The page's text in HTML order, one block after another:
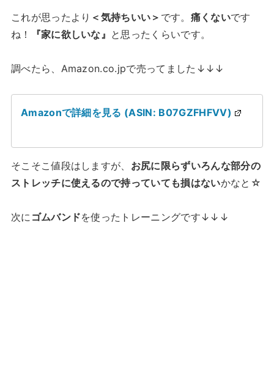
これが思ったより ＜気持ちいい＞ です。 痛くないです
ね！
『家に欲しいな』 と思ったくらいです。
調べたら、Amazon.co.jpで売ってました↓↓↓
Amazonで詳細を見る (ASIN: B07GZFHFVV)
そこそこ値段はしますが、 お尻に限らずいろんな部分の
ストレッチに使えるので持っていても損はないかなと☆
次に ゴムバンドを使ったトレーニングです↓↓↓